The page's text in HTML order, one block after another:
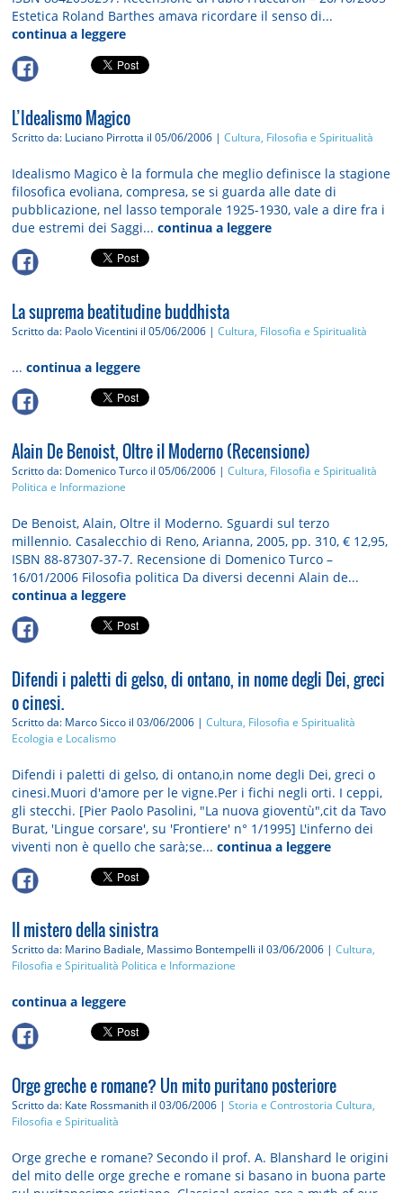
Estetica Roland Barthes amava ricordare il senso di...
continua a leggere
L’Idealismo Magico
Scritto da: Luciano Pirrotta il 05/06/2006 |Cultura, Filosofia e Spiritualità
Idealismo Magico è la formula che meglio definisce la stagione
filosofica evoliana, compresa, se si guarda alle date di
pubblicazione, nel lasso temporale 1925-1930, vale a dire fra i
due estremi dei Saggi...continua a leggere
La suprema beatitudine buddhista
Scritto da: Paolo Vicentini il 05/06/2006 |Cultura, Filosofia e Spiritualità
...continua a leggere
Alain De Benoist, Oltre il Moderno (Recensione)
Scritto da: Domenico Turco il 05/06/2006 |Cultura, Filosofia e Spiritualità
Politica e Informazione
De Benoist, Alain, Oltre il Moderno. Sguardi sul terzo
millennio. Casalecchio di Reno, Arianna, 2005, pp. 310, € 12,95,
ISBN 88-87307-37-7. Recensione di Domenico Turco –
16/01/2006 Filosofia politica Da diversi decenni Alain de...
continua a leggere
Difendi i paletti di gelso, di ontano, in nome degli Dei, greci
o cinesi.
Scritto da: Marco Sicco il 03/06/2006 |Cultura, Filosofia e Spiritualità
Ecologia e Localismo
Difendi i paletti di gelso, di ontano,in nome degli Dei, greci o
cinesi.Muori d'amore per le vigne.Per i fichi negli orti. I ceppi,
gli stecchi. [Pier Paolo Pasolini, "La nuova gioventù",cit da Tavo
Burat, 'Lingue corsare', su 'Frontiere' n° 1/1995] L'inferno dei
viventi non è quello che sarà;se...continua a leggere
Il mistero della sinistra
Scritto da: Marino Badiale, Massimo Bontempelli il 03/06/2006 |Cultura,
Filosofia e Spiritualità Politica e Informazione
continua a leggere
Orge greche e romane? Un mito puritano posteriore
Scritto da: Kate Rossmanith il 03/06/2006 |Storia e Controstoria Cultura,
Filosofia e Spiritualità
Orge greche e romane? Secondo il prof. A. Blanshard le origini
del mito delle orge greche e romane si basano in buona parte